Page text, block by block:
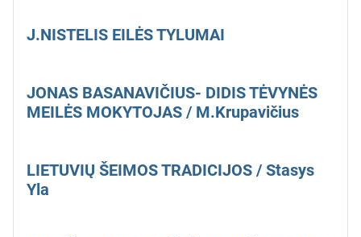
J.NISTELIS EILĖS TYLUMAI
JONAS BASANAVIČIUS- DIDIS TĖVYNĖS
MEILĖS MOKYTOJAS / M.Krupavičius
LIETUVIŲ ŠEIMOS TRADICIJOS / Stasys
Yla